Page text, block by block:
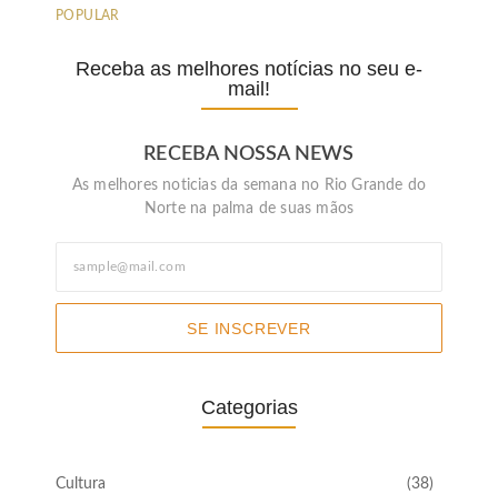
POPULAR
Receba as melhores notícias no seu e-
mail!
RECEBA NOSSA NEWS
As melhores noticias da semana no Rio Grande do
Norte na palma de suas mãos
SE INSCREVER
Categorias
Cultura (38)